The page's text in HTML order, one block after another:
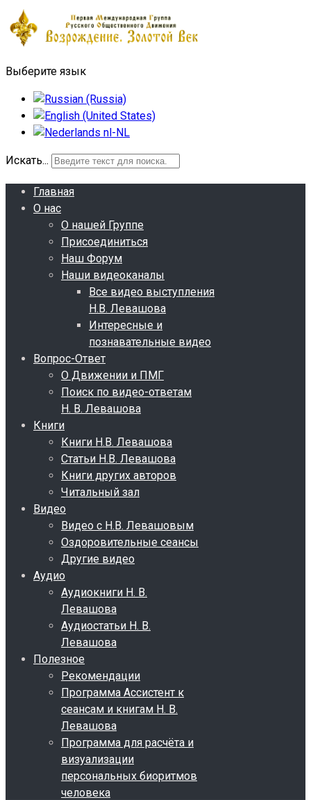
Выберите язык
Искать...
Главная
О нас
О нашей Группе
Присоединиться
Наш Форум
Наши видеоканалы
Все видео выступления
Н.В. Левашова
Интересные и
познавательные видео
Вопрос-Ответ
О Движении и ПМГ
Поиск по видео-ответам
Н. В. Левашова
Книги
Книги Н.В. Левашова
Статьи Н.В. Левашова
Книги других авторов
Читальный зал
Видео
Видео с Н.В. Левашовым
Оздоровительные сеансы
Другие видео
Аудио
Аудиокниги Н. В.
Левашова
Аудиостатьи Н. В.
Левашова
Полезное
Рекомендации
Программа Ассистент к
сеансам и книгам Н. В.
Левашова
Программа для расчёта и
визуализации
персональных биоритмов
человека